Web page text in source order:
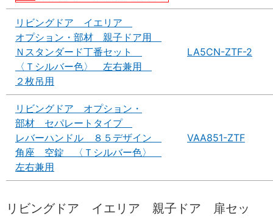
リビングドア イエリア
オプション・部材 親子ドア用
Ｎスタンダード丁番セット
〈Ｔシルバー色〉 左右兼用
２枚吊用
LA5CN-ZTF-2
リビングドア オプション・
部材 セパレートタイプ
レバーハンドル ８５デザイン
角座 空錠 〈Ｔシルバー色〉
左右兼用
VAA851-ZTF
リビングドア イエリア 親子ドア 扉セッ